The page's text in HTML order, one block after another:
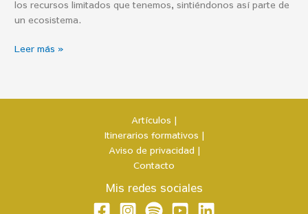
los recursos limitados que tenemos, sintiéndonos así parte de
un ecosistema.
Leer más »
Artículos |
Itinerarios formativos |
Aviso de privacidad |
Contacto
Mis redes sociales